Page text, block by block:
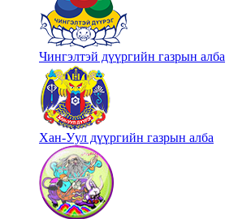
Чингэлтэй дүүргийн газрын алба
Хан-Уул дүүргийн газрын алба